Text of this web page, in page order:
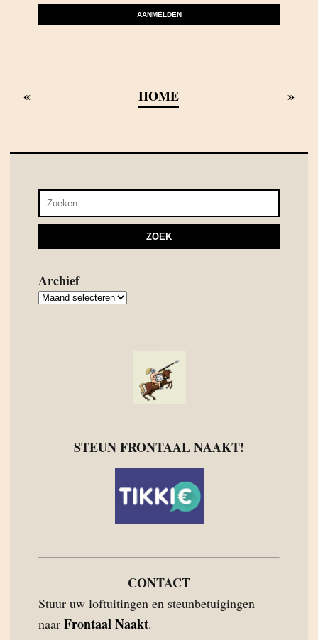
AANMELDEN
« HOME »
Archief
Archief
STEUN FRONTAAL NAAKT!
CONTACT
Stuur uw loftuitingen en steunbetuigingen
naar Frontaal Naakt.